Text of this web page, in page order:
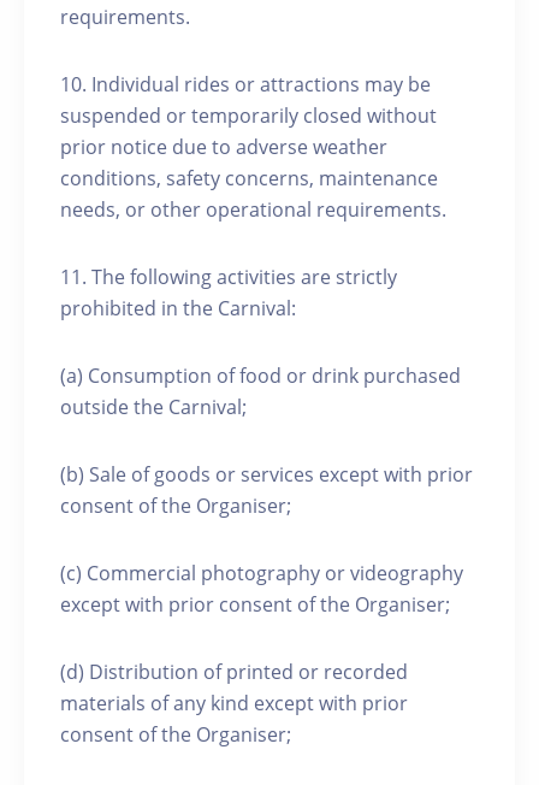
requirements.
10. Individual rides or attractions may be
suspended or temporarily closed without
prior notice due to adverse weather
conditions, safety concerns, maintenance
needs, or other operational requirements.
11. The following activities are strictly
prohibited in the Carnival:
(a) Consumption of food or drink purchased
outside the Carnival;
(b) Sale of goods or services except with prior
consent of the Organiser;
(c) Commercial photography or videography
except with prior consent of the Organiser;
(d) Distribution of printed or recorded
materials of any kind except with prior
consent of the Organiser;